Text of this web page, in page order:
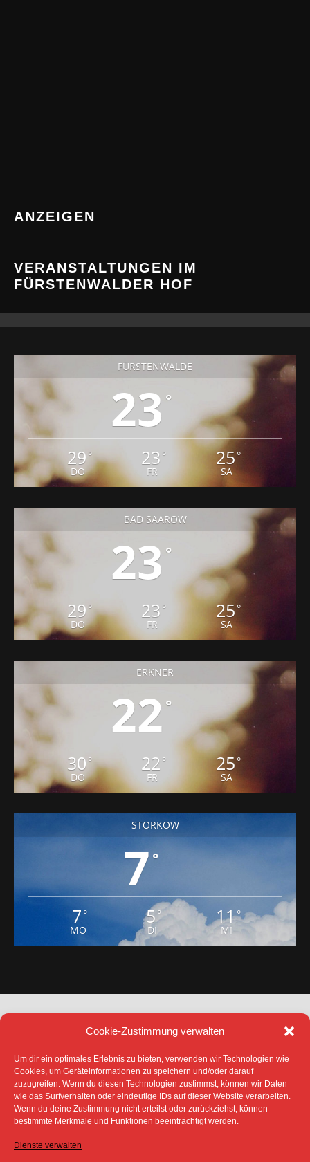
Cookie-Zustimmung verwalten
Um dir ein optimales Erlebnis zu bieten, verwenden wir Technologien wie
Cookies, um Geräteinformationen zu speichern und/oder darauf
zuzugreifen. Wenn du diesen Technologien zustimmst, können wir Daten
wie das Surfverhalten oder eindeutige IDs auf dieser Website verarbeiten.
Wenn du deine Zustimmung nicht erteilst oder zurückziehst, können
bestimmte Merkmale und Funktionen beeinträchtigt werden.
Dienste verwalten
ANZEIGEN
VERANSTALTUNGEN IM
FÜRSTENWALDER HOF
FÜRSTENWALDE
23 °
29 °
DO
23 °
FR
25 °
SA
BAD SAAROW
23 °
29 °
DO
23 °
FR
25 °
SA
ERKNER
22 °
30 °
DO
22 °
FR
25 °
SA
STORKOW
7°
7 °
MO
5°
DI
11°
MI
DATENSCHUTZ
IMPRESSUM
COOKIE-RICHTLINIE (EU)
SÄMTLICHE TEXTE, BILDER UND ANDERE
SOFERN NICHT ANDERS GEKENNZEICHNET- DEM
COPYRIGHT DES SPREEBOTE ONLINE ODER WERDEN